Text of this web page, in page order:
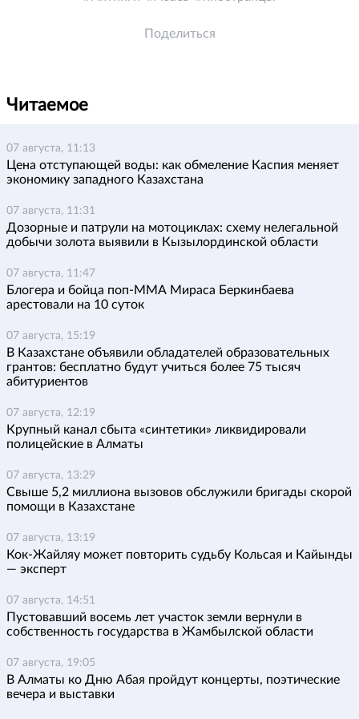
Поделиться
Читаемое
07 августа, 11:13
Цена отступающей воды: как обмеление Каспия меняет
экономику западного Казахстана
07 августа, 11:31
Дозорные и патрули на мотоциклах: схему нелегальной
добычи золота выявили в Кызылординской области
07 августа, 11:47
Блогера и бойца поп-ММА Мираса Беркинбаева
арестовали на 10 суток
07 августа, 15:19
В Казахстане объявили обладателей образовательных
грантов: бесплатно будут учиться более 75 тысяч
абитуриентов
07 августа, 12:19
Крупный канал сбыта «синтетики» ликвидировали
полицейские в Алматы
07 августа, 13:29
Свыше 5,2 миллиона вызовов обслужили бригады скорой
помощи в Казахстане
07 августа, 13:19
Кок-Жайляу может повторить судьбу Кольсая и Кайынды
— эксперт
07 августа, 14:51
Пустовавший восемь лет участок земли вернули в
собственность государства в Жамбылской области
07 августа, 19:05
В Алматы ко Дню Абая пройдут концерты, поэтические
вечера и выставки